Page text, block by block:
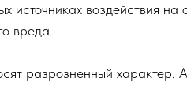
источниках воздействия
вреда.
разрозненный характер.